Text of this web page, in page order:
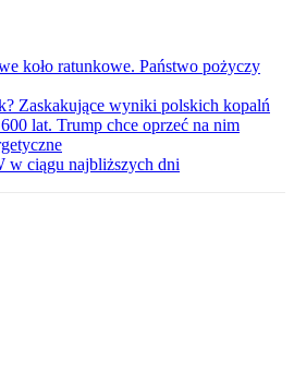
koło ratunkowe. Państwo pożyczy
Zaskakujące wyniki polskich kopalń
lat. Trump chce oprzeć na nim
w ciągu najbliższych dni